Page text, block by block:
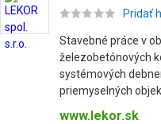
Pridať
Stavebné práce v
železobetónových
systémových
priemyselných
www.lekor.sk